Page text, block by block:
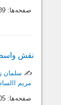
صفحه‌ها:
نقش
✍️ سلمان
مریم
صفحه‌ها: